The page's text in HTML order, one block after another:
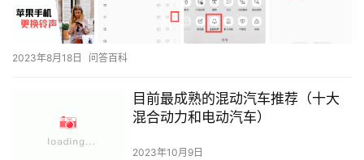
2023年8月18日 问答百科
目前最成熟的混动汽车推荐（十大
混合动力和电动汽车）
2023年10月9日